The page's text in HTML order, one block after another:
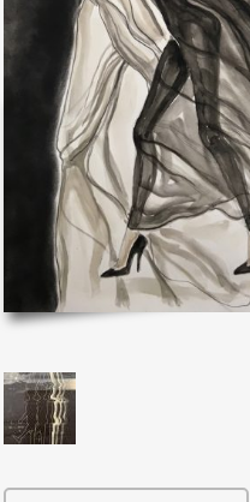
Exibart.service - Exibartlab
- P.IVA